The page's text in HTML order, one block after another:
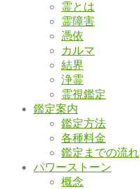
霊とは
霊障害
憑依
カルマ
結界
浄霊
霊視鑑定
鑑定案内
鑑定方法
各種料金
鑑定までの流れ
パワーストーン
概念